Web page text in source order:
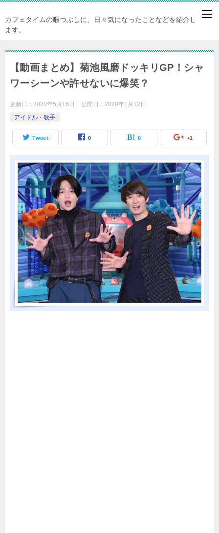
カフェタイムの暇つぶしに、日々気になったことなどを紹介してい
ます。
【動画まとめ】菊池風磨ドッキリGP！シャ
ワーシーンや許せないに爆笑？
更新日： 2020年5月16日 公開日： 2020年1月12日
アイドル・歌手
Tweet 0 0 +1